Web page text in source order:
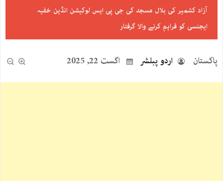
آزاد کشمیر کی بلال مسجد کی جی پی ایس لوکیشن انڈین خفیہ
ایجنسی کو فراہم کرنے والا گرفتار
پاکستان اردو پبلشر اگست 22, 2025